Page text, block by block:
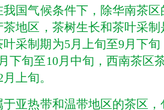
气候条件下，除华南茶区
茶地区，茶树生长和茶叶采
叶采制期为5月上旬至9月下
下旬至10月中旬，西南茶区
上旬。
热带和温带地区的茶区，